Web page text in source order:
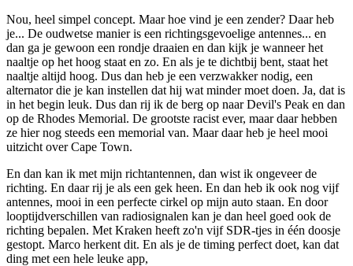
Nou, heel simpel concept. Maar hoe vind je een zender? Daar heb
je... De oudwetse manier is een richtingsgevoelige antennes... en
dan ga je gewoon een rondje draaien en dan kijk je wanneer het
naaltje op het hoog staat en zo. En als je te dichtbij bent, staat het
naaltje altijd hoog. Dus dan heb je een verzwakker nodig, een
alternator die je kan instellen dat hij wat minder moet doen. Ja, dat is
in het begin leuk. Dus dan rij ik de berg op naar Devil's Peak en dan
op de Rhodes Memorial. De grootste racist ever, maar daar hebben
ze hier nog steeds een memorial van. Maar daar heb je heel mooi
uitzicht over Cape Town.
En dan kan ik met mijn richtantennen, dan wist ik ongeveer de
richting. En daar rij je als een gek heen. En dan heb ik ook nog vijf
antennes, mooi in een perfecte cirkel op mijn auto staan. En door
looptijdverschillen van radiosignalen kan je dan heel goed ook de
richting bepalen. Met Kraken heeft zo'n vijf SDR-tjes in één doosje
gestopt. Marco herkent dit. En als je de timing perfect doet, kan dat
ding met een hele leuke app,